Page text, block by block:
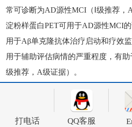
常可诊断为AD源性MCI（Ⅰ级推荐，
淀粉样蛋白PET可用于AD源性MCI
用于Aβ单克隆抗体治疗启动和疗效监
用于辅助评估病情的严重程度，有助
级推荐，A级证据）。
在无法开展病理、体液或分子影像（
通过临床神经心理特征和影像资料
源的MCI（帕金森病、脑血管病、
打电话 QQ客服